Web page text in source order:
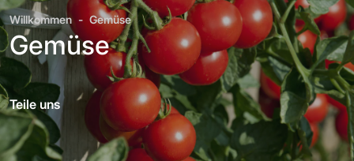
Willkommen Gemüse
Gemüse
Teile uns